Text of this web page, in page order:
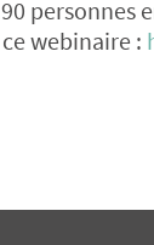
webinaire :